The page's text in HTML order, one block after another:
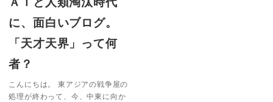
に、面白いブログ。
「天才天界」って何
者？
こんにちは。 東アジアの戦争屋の
処理が終わって、今、中東に向か